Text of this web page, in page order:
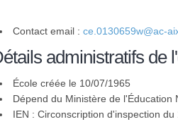
Contact email : ce.0130659w@ac-
administratifs de
École créée le 10/07/1965
Dépend du Ministère de l'Éducation
IEN : Circonscription d'inspection